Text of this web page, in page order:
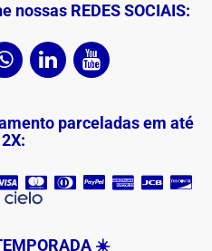
nossas REDES SOCIAIS:
parceladas em até
☀️